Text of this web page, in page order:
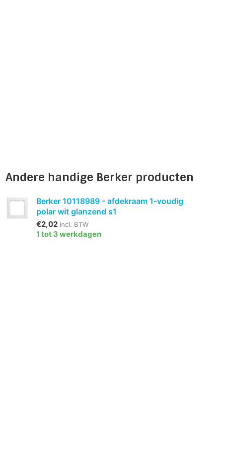
Andere handige Berker producten
Berker 10118989 - afdekraam 1-voudig
polar wit glanzend s1
€2,02 incl. BTW
1 tot 3 werkdagen